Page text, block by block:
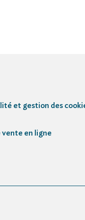
et gestion des
vente en ligne